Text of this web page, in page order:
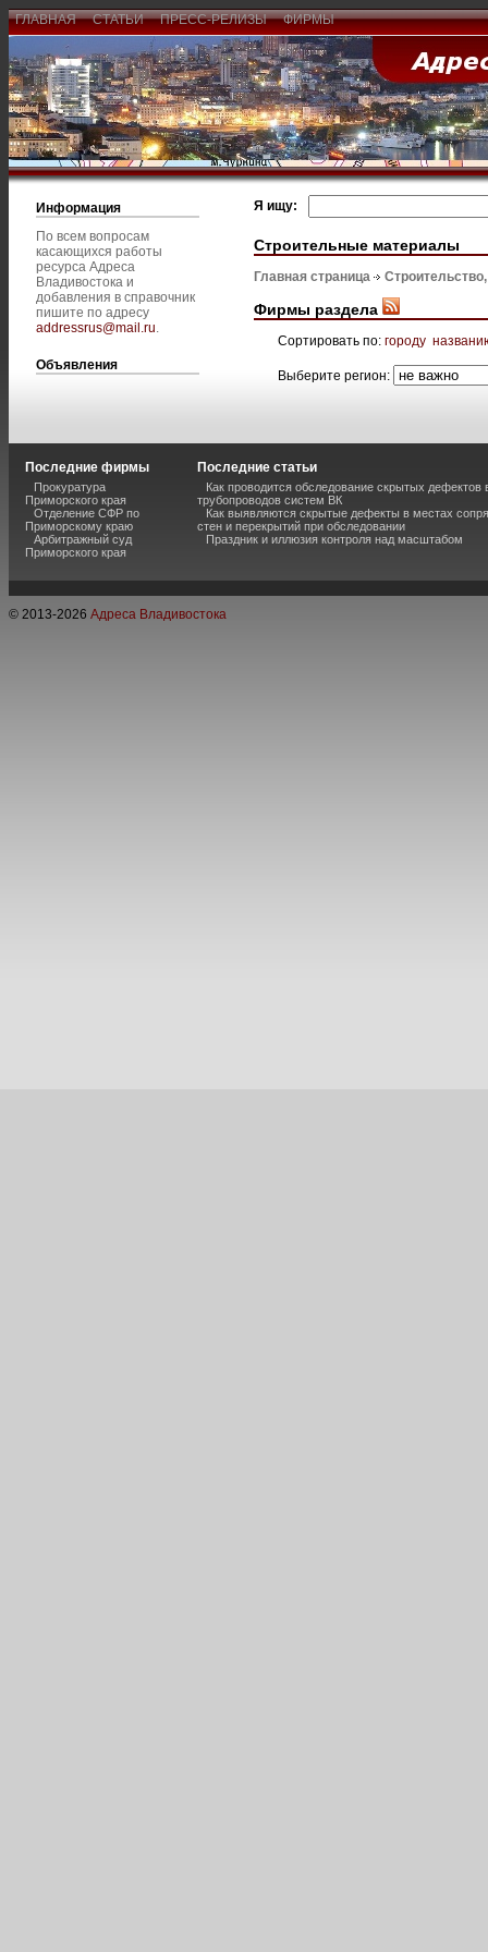
ГЛАВНАЯ СТАТЬИ ПРЕСС-РЕЛИЗЫ ФИРМЫ
Информация
По всем вопросам
касающихся работы
ресурса Адреса
Владивостока и
добавления в справочник
пишите по адресу
addressrus@mail.ru.
Объявления
Я ищу:
Строительные материалы
Главная страница
Фирмы раздела
Сортировать по: городу
Выберите регион:
Последние фирмы
Прокуратура
Приморского края
Отделение СФР по
Приморскому краю
Арбитражный суд
Приморского края
Последние статьи
Как проводится обследование скрытых дефектов
трубопроводов систем ВК
Как выявляются скрытые дефекты в местах
стен и перекрытий при обследовании
Праздник и иллюзия контроля над масштабом
© 2013-2026 Адреса Владивостока